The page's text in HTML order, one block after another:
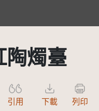
陶燭臺
引用 下載 列印